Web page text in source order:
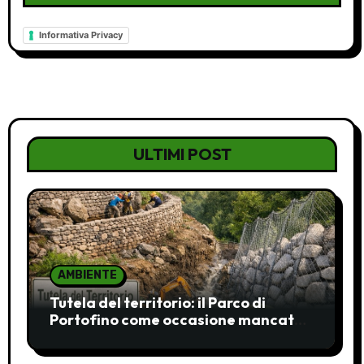
Informativa Privacy
ULTIMI POST
AMBIENTE
Tutela del territorio: il Parco di
Portofino come occasione mancata